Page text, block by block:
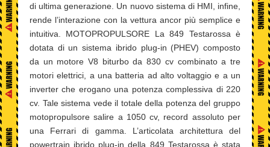
di ultima generazione. Un nuovo sistema di HMI, infine,
rende l’interazione con la vettura ancor più semplice e
intuitiva. MOTOPROPULSORE La 849 Testarossa è
dotata di un sistema ibrido plug-in (PHEV) composto
da un motore V8 biturbo da 830 cv combinato a tre
motori elettrici, a una batteria ad alto voltaggio e a un
inverter che erogano una potenza complessiva di 220
cv. Tale sistema vede il totale della potenza del gruppo
motopropulsore salire a 1050 cv, record assoluto per
una Ferrari di gamma. L’articolata architettura del
powertrain ibrido plug-in della 849 Testarossa è stata